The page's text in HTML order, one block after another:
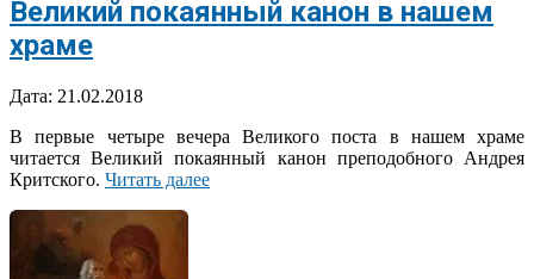
Великий покаянный канон в нашем
храме
2018-
21
Дата: 21.02.2018
В первые четыре вечера Великого поста в нашем храме
читается Великий покаянный канон преподобного Андрея
Критского. Читать далее